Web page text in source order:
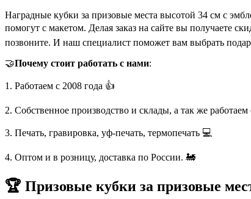
Наградные кубки за призовые места высотой 34 см с
помогут с макетом. Делая заказ на сайте вы получаете
позвоните. И наш специалист поможет вам выбрать
🤝Почему стоит работать с нами:
1. Работаем с 2008 года 👍
2. Собственное производство и склады, а так же
3. Печать, гравировка, уф-печать, термопечать 💻
4. Оптом и в розницу, доставка по России. 🚂
🏆 Призовые кубки за призовые